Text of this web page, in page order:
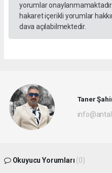
yorumlar
hakaret içerikli yorumlar
dava açılabilmektedir.
Taner
Okuyucu Yorumları (0)